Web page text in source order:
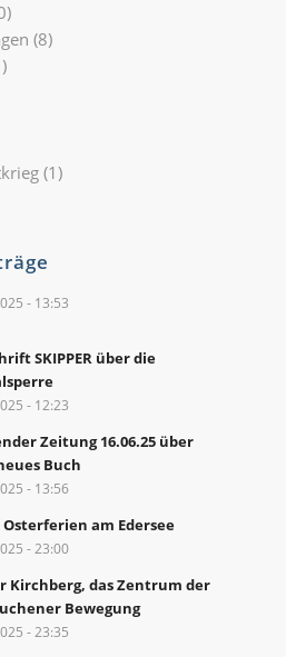
(8)
(1)
- 13:53
SKIPPER über die
- 12:23
Zeitung 16.06.25 über
Buch
- 13:56
Osterferien am Edersee
- 23:00
Kirchberg, das Zentrum der
Bewegung
- 23:35